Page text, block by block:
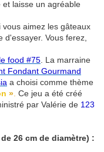
laisse un agréable
aimez les gâteaux
Vous ferez,
food #75 . La marraine
Fondant Gourmand
a choisi comme thème
» Ce jeu a été créé
par Valérie de 123
26 cm de diamètre) :